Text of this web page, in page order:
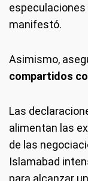
especulaciones
manifestó.
Asimismo,
compartidos
Las
alimentan las
de las
Islamabad
para alcanzar